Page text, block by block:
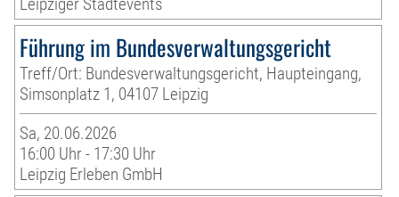
Führung im Bundesverwaltungsgericht
Treff/Ort: Bundesverwaltungsgericht, Haupteingang,
Simsonplatz 1, 04107 Leipzig
Sa, 20.06.2026
16:00 Uhr - 17:30 Uhr
Leipzig Erleben GmbH